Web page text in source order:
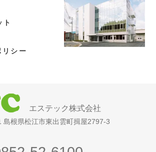
シー
エステック株式会社
島根県松江市東出雲町揖屋2797-3